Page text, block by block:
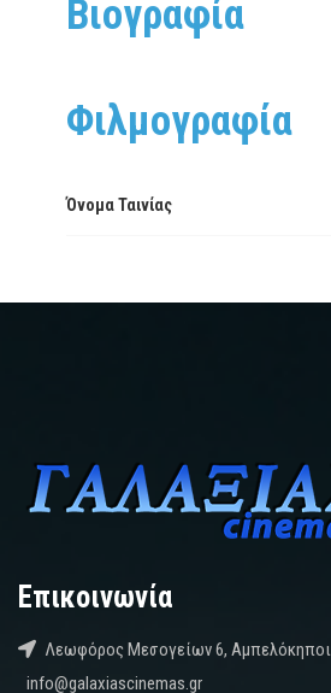
Βιογραφία
Φιλμογραφία
Όνομα Ταινίας
Επικοινωνία
Λεωφόρος Μεσογείων 6, Αμπελόκηποι
info@galaxiascinemas.gr